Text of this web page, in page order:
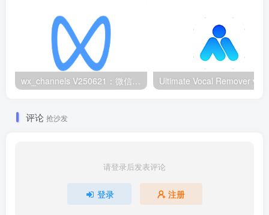
wx_channels V250621：微信视频号下载工具|支持Win/macOS
评论 抢沙发
请登录后发表评论
登录 注册